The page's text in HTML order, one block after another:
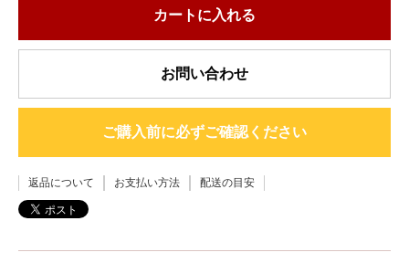
カートに入れる
お問い合わせ
ご購入前に必ずご確認ください
返品について お支払い方法 配送の目安